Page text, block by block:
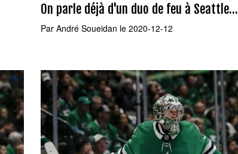
On parle déjà d'un duo de feu à Seattle...
Par André Soueidan le 2020-12-12